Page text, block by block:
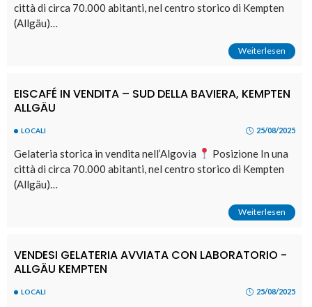
città di circa 70.000 abitanti, nel centro storico di Kempten
(Allgäu)…
Weiterlesen
EISCAFÉ IN VENDITA – SUD DELLA BAVIERA, KEMPTEN
ALLGÄU
LOCALI 25/08/2025
Gelateria storica in vendita nell’Algovia
Posizione In una
città di circa 70.000 abitanti, nel centro storico di Kempten
(Allgäu)…
Weiterlesen
VENDESI GELATERIA AVVIATA CON LABORATORIO -
ALLGÄU KEMPTEN
LOCALI 25/08/2025